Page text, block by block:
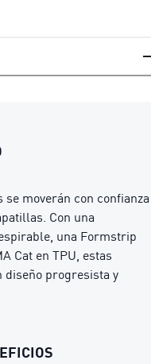
se moverán con confianza
Con una
una Formstrip
Cat en TPU, estas
diseño progresista y